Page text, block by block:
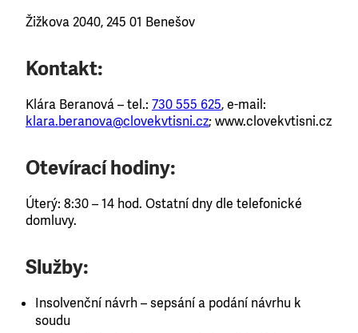
Žižkova 2040, 245 01 Benešov
Kontakt:
Klára Beranová – tel.: 730 555 625, e-mail:
klara.beranova@clovekvtisni.cz; www.clovekvtisni.cz
Otevírací hodiny:
Úterý: 8:30 – 14 hod. Ostatní dny dle telefonické
domluvy.
Služby:
Insolvenční návrh – sepsání a podání návrhu k
soudu